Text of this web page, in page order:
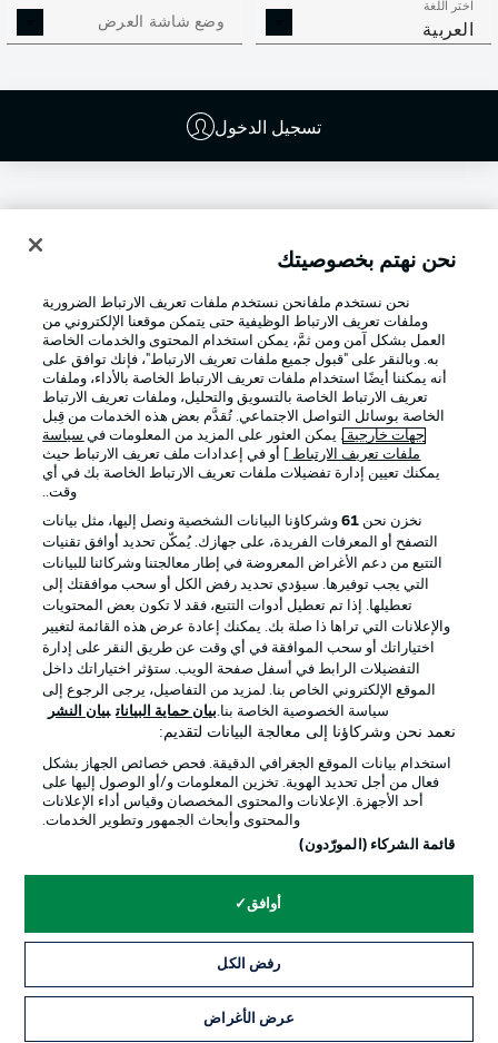
اختر اللغة
العربية وضع شاشة العرض
تسجيل الدخول
Football as it's meant to be
تطبيق الدوري الألماني
Official Partners
إدارة التفضيلات بيان الخصوصية
القنوات الناقلة
الوظائف جهة النشر
نحن نهتم بخصوصيتك
نحن نستخدم ملفانحن نستخدم ملفات تعريف الارتباط الضرورية
وملفات تعريف الارتباط الوظيفية حتى يتمكن موقعنا الإلكتروني من
العمل بشكل آمن ومن ثمَّ، يمكن استخدام المحتوى والخدمات الخاصة
به. وبالنقر على "قبول جميع ملفات تعريف الارتباط"، فإنك توافق على
أنه يمكننا أيضًا استخدام ملفات تعريف الارتباط الخاصة بالأداء، وملفات
تعريف الارتباط الخاصة بالتسويق والتحليل، وملفات تعريف الارتباط
الخاصة بوسائل التواصل الاجتماعي. تُقدَّم بعض هذه الخدمات من قِبل
جهات خارجية . يمكن العثور على المزيد من المعلومات في سياسة
ملفات تعريف الارتباط
] أو في إعدادات ملف تعريف الارتباط حيث
يمكنك تعيين إدارة تفضيلات ملفات تعريف الارتباط الخاصة بك في أي
وقت..
نخزن نحن 61وشركاؤنا البيانات الشخصية ونصل إليها، مثل بيانات
التصفح أو المعرفات الفريدة، على جهازك. يُمكّن تحديد أوافق تقنيات
التتبع من دعم الأغراض المعروضة في إطار معالجتنا وشركائنا للبيانات
التي يجب توفيرها. سيؤدي تحديد رفض الكل أو سحب موافقتك إلى
تعطيلها. إذا تم تعطيل أدوات التتبع، فقد لا تكون بعض المحتويات
والإعلانات التي تراها ذا صلة بك. يمكنك إعادة عرض هذه القائمة لتغيير
اختياراتك أو سحب الموافقة في أي وقت عن طريق النقر على إدارة
التفضيلات الرابط في أسفل صفحة الويب. ستؤثر اختياراتك داخل
الموقع الإلكتروني الخاص بنا. لمزيد من التفاصيل، يرجى الرجوع إلى
سياسة الخصوصية الخاصة بنا.بيان حماية البيانات بيان النشر
نعمد نحن وشركاؤنا إلى معالجة البيانات لتقديم:
استخدام بيانات الموقع الجغرافي الدقيقة. فحص خصائص الجهاز بشكل
فعال من أجل تحديد الهوية. تخزين المعلومات و/أو الوصول إليها على
أحد الأجهزة. الإعلانات والمحتوى المخصصان وقياس أداء الإعلانات
والمحتوى وأبحاث الجمهور وتطوير الخدمات.
قائمة الشركاء (المورّدون)
أوافق
رفض الكل
عرض الأغراض